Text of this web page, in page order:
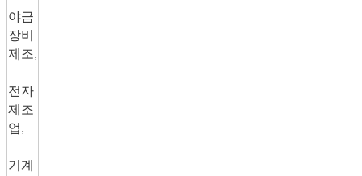
야금
장비
제조,
전자
제조
업,
기계